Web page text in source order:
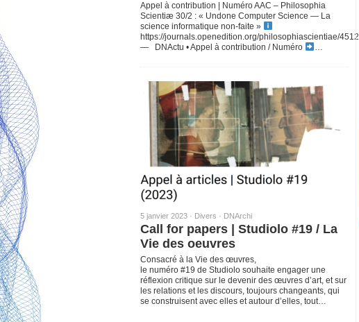
Appel à contribution | Numéro AAC – Philosophia
Scientiæ 30/2 : « Undone Computer Science — La
science informatique non-faite »
https://journals.openedition.org/philosophiascientiae/4512
— DNActu • Appel à contribution / Numéro
…
5 janvier 2023 · Divers · DNArchi
Call for papers | Studiolo #19 / La
Vie des oeuvres
Consacré à la Vie des œuvres,
le numéro #19 de Studiolo souhaite engager une
réflexion critique sur le devenir des œuvres d’art, et sur
les relations et les discours, toujours changeants, qui
se construisent avec elles et autour d’elles, tout…